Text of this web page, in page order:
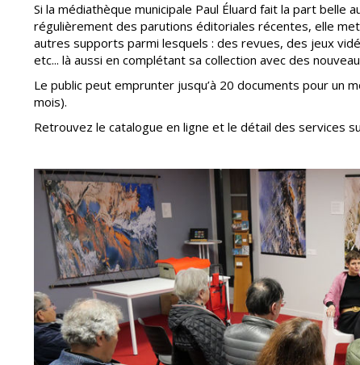
Agenda
Fil de l'info
Espace jeunes
Point
jeunesse
Restauration
Si la médiathèque municipale Paul Éluard fait la part belle
régulièrement des parutions éditoriales récentes, elle
autres supports parmi lesquels : des revues, des jeux
etc... là aussi en complétant sa collection avec des
Le public peut emprunter jusqu’à 20 documents pour un
mois).
Retrouvez le catalogue en ligne et le détail des services